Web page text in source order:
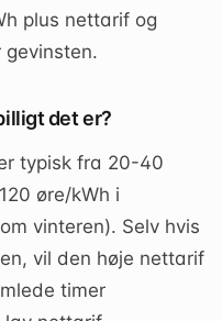
plus nettarif og
det er?
typisk fra 20-40
øre/kWh i
vinteren). Selv hvis
vil den høje nettarif
timer